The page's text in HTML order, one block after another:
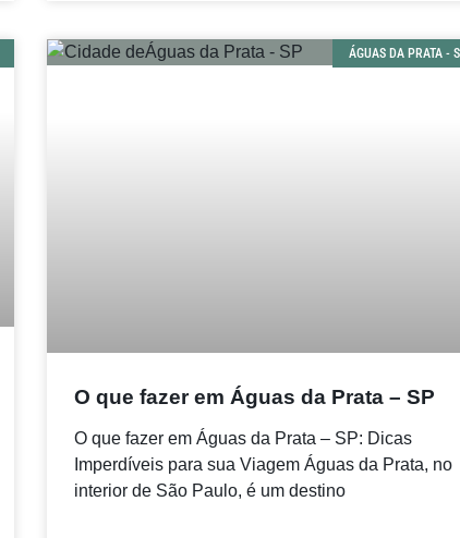
ÁGUAS DA PRATA -
O que fazer em Águas da Prata – SP
O que fazer em Águas da Prata – SP: Dicas
Imperdíveis para sua Viagem Águas da Prata, no
interior de São Paulo, é um destino